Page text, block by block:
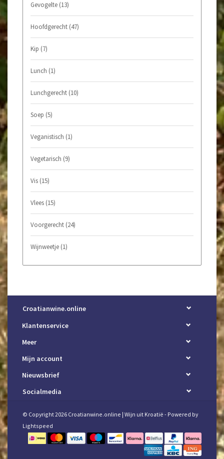
Gevogelte (13)
Hoofdgerecht (47)
Kip (7)
Lunch (1)
Lunchgerecht (10)
Soep (5)
Veganistisch (1)
Vegetarisch (9)
Vis (15)
Vlees (15)
Voorgerecht (24)
Wijnweetje (1)
Croatianwine.online
Klantenservice
Meer
Mijn account
Nieuwsbrief
Socialmedia
© Copyright 2026 Croatianwine.online | Wijn uit Kroatië - Powered by
Lightspeed